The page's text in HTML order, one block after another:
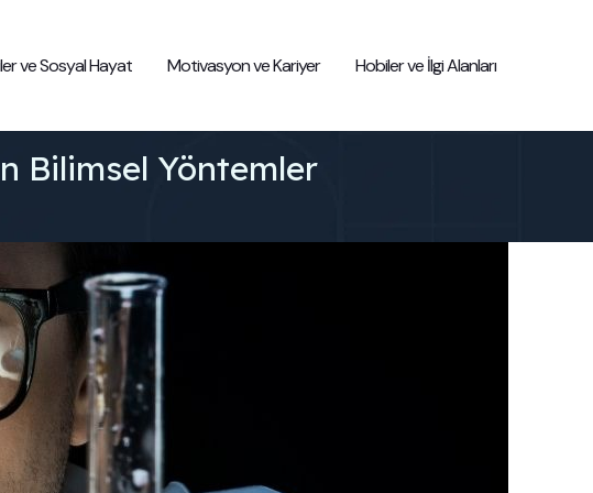
ve Sosyal Hayat Motivasyon ve Kariyer Hobiler ve İlgi Alanları
Bilimsel Yöntemler